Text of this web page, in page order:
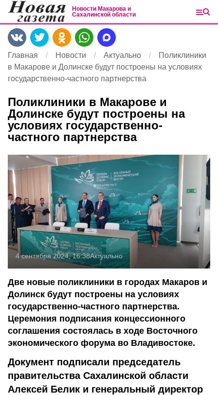
Новости Макарова и
Сахалинской области
Главная Новости Актуально
Поликлиники
в Макарове и Долинске будут построены на условиях
государственно-частного партнерства
Поликлиники в Макарове и
Долинске будут построены на
условиях государственно-
частного партнерства
4 сентября 2024, 16:38Актуально
Две новые поликлиники в городах Макаров и
Долинск будут построены на условиях
государственно-частного партнерства.
Церемония подписания концессионного
соглашения состоялась в ходе Восточного
экономического форума во Владивостоке.
Документ подписали председатель
правительства Сахалинской области
Алексей Белик и генеральный директор